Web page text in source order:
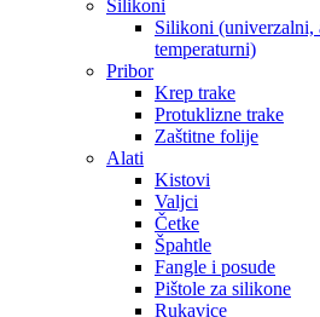
Silikoni
Silikoni (univerzalni,
temperaturni)
Pribor
Krep trake
Protuklizne trake
Zaštitne folije
Alati
Kistovi
Valjci
Četke
Špahtle
Fangle i posude
Pištole za silikone
Rukavice